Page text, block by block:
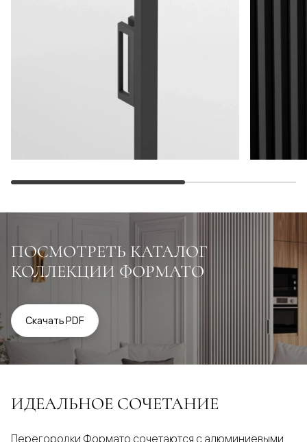
ПОСМОТРЕТЬ КАТАЛОГ
КОЛЛЕКЦИИ ФОРМАТО
Скачать PDF
ИДЕАЛЬНОЕ СОЧЕТАНИЕ
Перегородки Формато сочетаются с алюминиевыми